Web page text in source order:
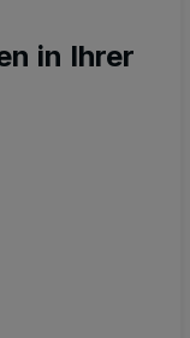
in Ihrer